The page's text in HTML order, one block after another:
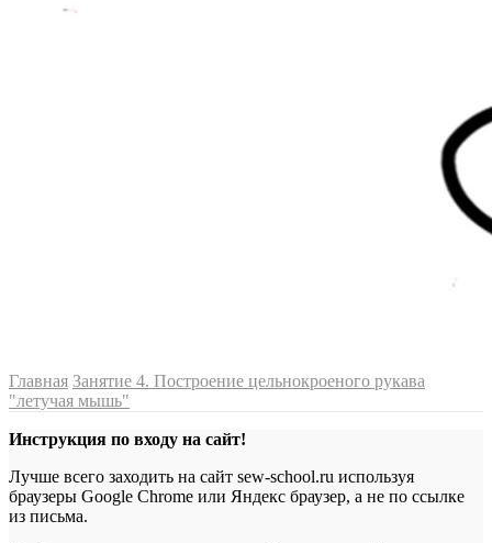
Главная Занятие 4. Построение цельнокроеного рукава
"летучая мышь"
Инструкция по входу на сайт!
Лучше всего заходить на сайт sew-school.ru используя
браузеры Google Chrome или Яндекс браузер, а не по ссылке
из письма.